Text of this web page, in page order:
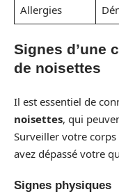
Allergies
Signes d’une
de noisettes
Il est essentiel de
noisettes, qui
Surveiller votre
avez dépassé votre
Signes physiques